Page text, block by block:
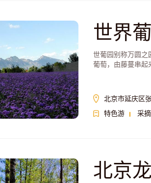
世界
世葡园别称万圆之
葡萄，由藤蔓串起
北京市延庆区
特色游
采摘
北京